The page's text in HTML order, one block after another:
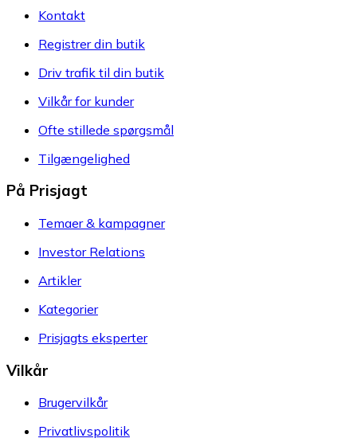
Kontakt
Registrer din butik
Driv trafik til din butik
Vilkår for kunder
Ofte stillede spørgsmål
Tilgængelighed
På Prisjagt
Temaer & kampagner
Investor Relations
Artikler
Kategorier
Prisjagts eksperter
Vilkår
Brugervilkår
Privatlivspolitik